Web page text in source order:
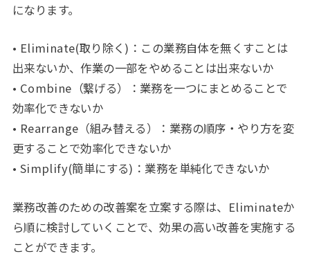
になります。
• Eliminate(取り除く)：この業務自体を無くすことは
出来ないか、作業の一部をやめることは出来ないか
• Combine（繋げる）：業務を一つにまとめることで
効率化できないか
• Rearrange（組み替える）：業務の順序・やり方を変
更することで効率化できないか
• Simplify(簡単にする)：業務を単純化できないか
業務改善のための改善案を立案する際は、Eliminateか
ら順に検討していくことで、効果の高い改善を実施する
ことができます。